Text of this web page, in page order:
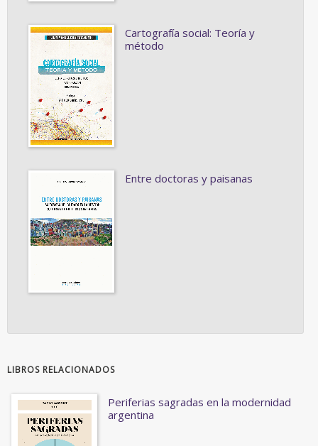
Cartografía social: Teoría y
método
Entre doctoras y paisanas
LIBROS RELACIONADOS
Periferias sagradas en la modernidad
argentina